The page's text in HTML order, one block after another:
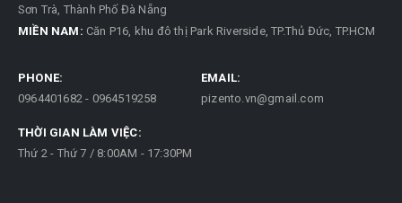
Sơn Trà, Thành Phố Đà Nẵng
MIỀN NAM: Căn P16, khu đô thị Park Riverside, TP.Thủ Đức, TP.HCM
PHONE:
0964401682 - 0964519258
EMAIL:
pizento.vn@gmail.com
THỜI GIAN LÀM VIỆC:
Thứ 2 - Thứ 7 / 8:00AM - 17:30PM